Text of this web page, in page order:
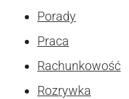
Porady
Praca
Rachunkowość
Rozrywka